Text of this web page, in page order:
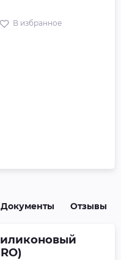
В избранное
Документы Отзывы